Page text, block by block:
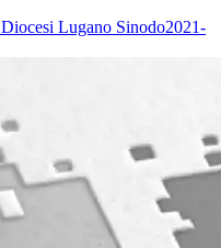
Diocesi Lugano Sinodo2021-